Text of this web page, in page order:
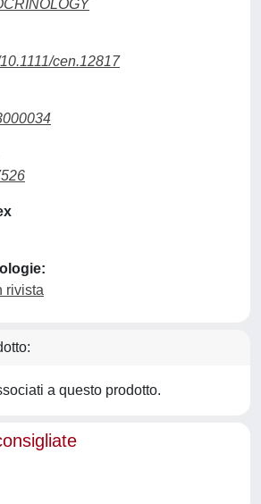
cen.12817
rivista
a questo prodotto.